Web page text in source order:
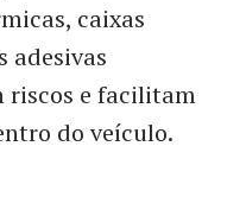
caixas
adesivas
riscos e facilitam
do veículo.